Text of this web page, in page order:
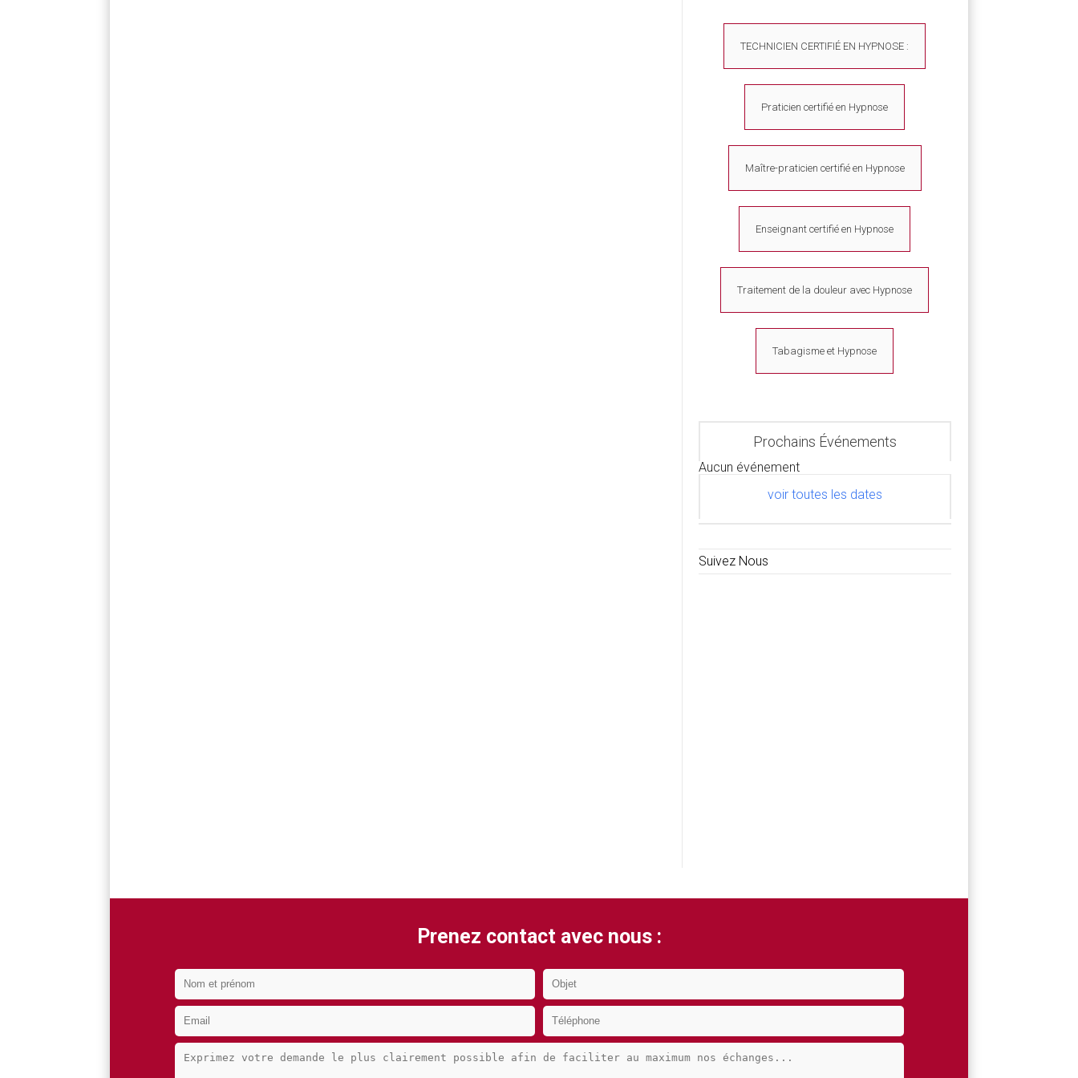
TECHNICIEN CERTIFIÉ EN HYPNOSE :
Praticien certifié en Hypnose
Maître-praticien certifié en Hypnose
Enseignant certifié en Hypnose
Traitement de la douleur avec Hypnose
Tabagisme et Hypnose
Prochains Événements
Aucun événement
voir toutes les dates
Suivez Nous
Prenez contact avec nous :